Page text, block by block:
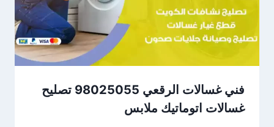
فني غسالات الرقعي 98025055 تصليح
غسالات اتوماتيك ملابس